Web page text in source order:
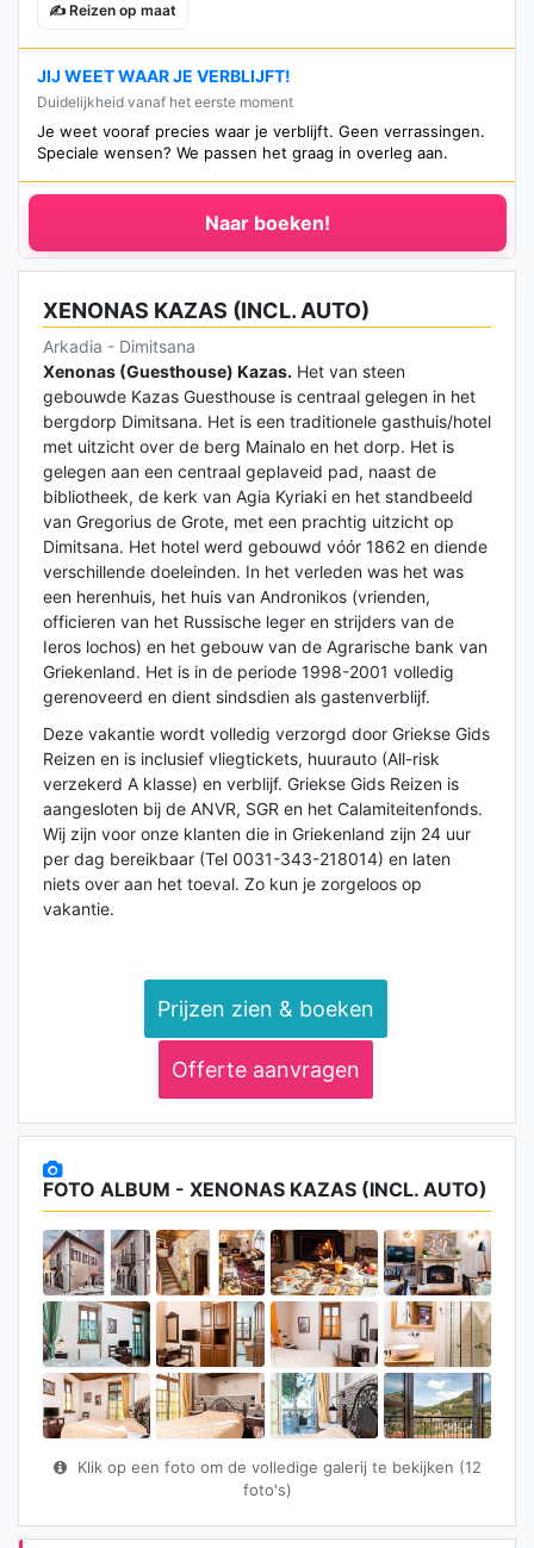
✍️ Reizen op maat
JIJ WEET WAAR JE VERBLIJFT!
Duidelijkheid vanaf het eerste moment
Je weet vooraf precies waar je verblijft. Geen verrassingen.
Speciale wensen? We passen het graag in overleg aan.
Naar boeken!
XENONAS KAZAS (INCL. AUTO)
Arkadia - Dimitsana
Xenonas (Guesthouse) Kazas. Het van steen
gebouwde Kazas Guesthouse is centraal gelegen in het
bergdorp Dimitsana. Het is een traditionele gasthuis/hotel
met uitzicht over de berg Mainalo en het dorp. Het is
gelegen aan een centraal geplaveid pad, naast de
bibliotheek, de kerk van Agia Kyriaki en het standbeeld
van Gregorius de Grote, met een prachtig uitzicht op
Dimitsana. Het hotel werd gebouwd vóór 1862 en diende
verschillende doeleinden. In het verleden was het was
een herenhuis, het huis van Andronikos (vrienden,
officieren van het Russische leger en strijders van de
Ieros lochos) en het gebouw van de Agrarische bank van
Griekenland. Het is in de periode 1998-2001 volledig
gerenoveerd en dient sindsdien als gastenverblijf.
Deze vakantie wordt volledig verzorgd door Griekse Gids
Reizen en is inclusief vliegtickets, huurauto (All-risk
verzekerd A klasse) en verblijf. Griekse Gids Reizen is
aangesloten bij de ANVR, SGR en het Calamiteitenfonds.
Wij zijn voor onze klanten die in Griekenland zijn 24 uur
per dag bereikbaar (Tel 0031-343-218014) en laten
niets over aan het toeval. Zo kun je zorgeloos op
vakantie.
Prijzen zien & boeken
Offerte aanvragen
FOTO ALBUM - XENONAS KAZAS (INCL. AUTO)
Klik op een foto om de volledige galerij te bekijken (12
foto's)